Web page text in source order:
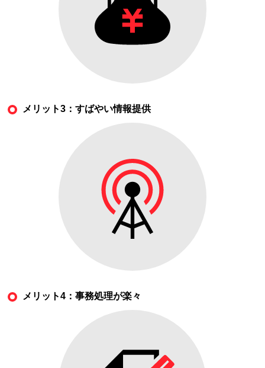
メリット3：すばやい情報提供
メリット4：事務処理が楽々